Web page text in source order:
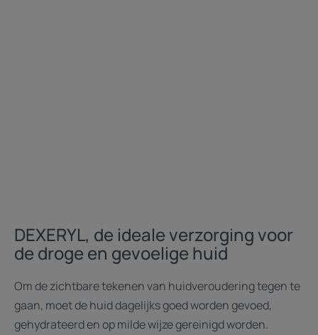
DEXERYL, de ideale verzorging voor
de droge en gevoelige huid
Om de zichtbare tekenen van huidveroudering tegen te
gaan, moet de huid dagelijks goed worden gevoed,
gehydrateerd en op milde wijze gereinigd worden.